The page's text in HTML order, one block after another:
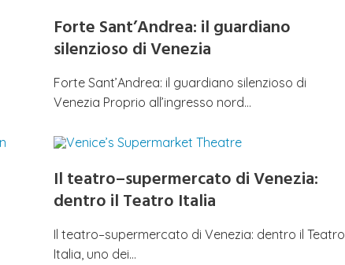
Forte Sant’Andrea: il guardiano
silenzioso di Venezia
Forte Sant’Andrea: il guardiano silenzioso di
Venezia Proprio all’ingresso nord…
Il teatro–supermercato di Venezia:
dentro il Teatro Italia
Il teatro–supermercato di Venezia: dentro il Teatro
Italia, uno dei…